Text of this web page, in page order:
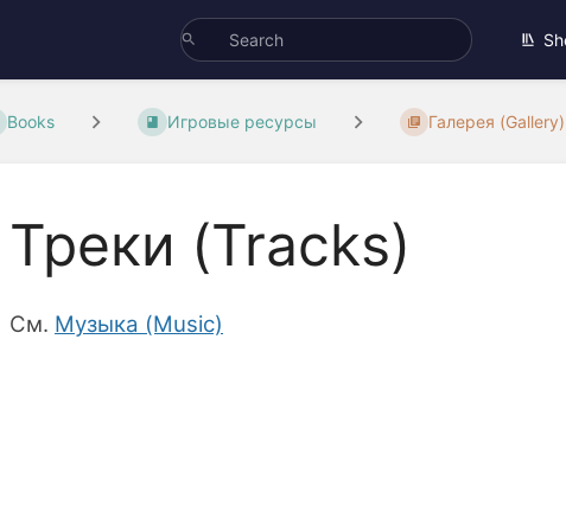
Books Игровые ресурсы Галерея (Gallery)
Треки (Tracks)
См. Музыка (Music)